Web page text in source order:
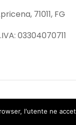
71011, FG
03304070711
l'utente ne